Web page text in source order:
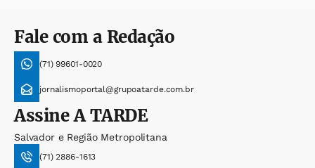
Fale com a Redação
(71) 99601-0020
jornalismoportal@grupoatarde.com.br
AssineA TARDE
Salvador e Região Metropolitana
(71) 2886-1613